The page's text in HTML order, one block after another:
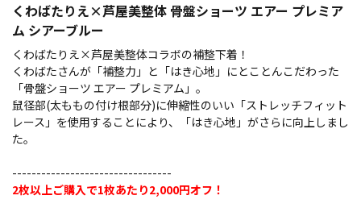
くわばたりえ×芦屋美整体 骨盤ショーツ エアー プレミア
ム シアーブルー
くわばたりえ×芦屋美整体コラボの補整下着！
くわばたさんが「補整力」と「はき心地」にとことんこだわった
「骨盤ショーツ エアー プレミアム」。
鼠径部(太ももの付け根部分)に伸縮性のいい「ストレッチフィット
レース」を使用することにより、「はき心地」がさらに向上しまし
た。
---------------------------------
2枚以上ご購入で1枚あたり2,000円オフ！